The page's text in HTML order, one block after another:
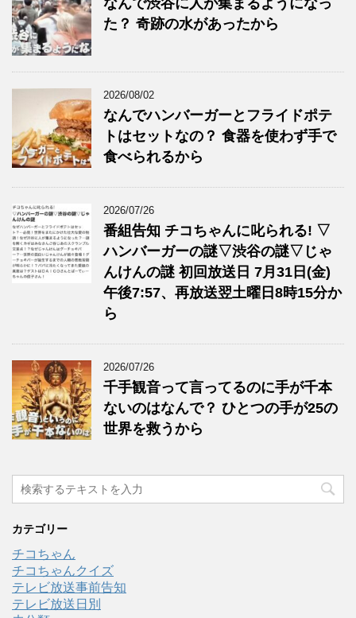
なんで渋谷に人が集まるようになっ
た？ 奇跡の水があったから
2026/08/02
なんでハンバーガーとフライドポテ
トはセットなの？ 食器を使わず手で
食べられるから
2026/07/26
番組告知 チコちゃんに叱られる! ▽
ハンバーガーの謎▽渋谷の謎▽じゃ
んけんの謎 初回放送日 7月31日(金)
午後7:57、再放送翌土曜日8時15分か
ら
2026/07/26
千手観音って言ってるのに手が千本
ないのはなんで？ ひとつの手が25の
世界を救うから
カテゴリー
チコちゃん
チコちゃんクイズ
テレビ放送事前告知
テレビ放送日別